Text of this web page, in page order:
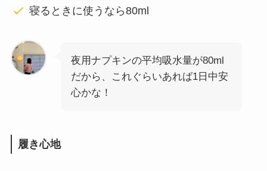
寝るときに使うなら80ml
夜用ナプキンの平均吸水量が80ml
だから、これぐらいあれば1日中安
心かな！
履き心地